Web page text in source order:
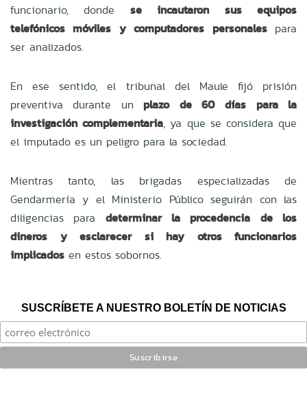
funcionario, donde se incautaron sus equipos
telefónicos móviles y computadores personalespara
ser analizados.
En ese sentido, el tribunal del Maule fijó prisión
preventiva durante un plazo de 60 días para la
investigación complementaria, ya que se considera que
el imputado es un peligro para la sociedad.
Mientras tanto, las brigadas especializadas de
Gendarmería y el Ministerio Público seguirán con las
diligencias para determinar la procedencia de los
dineros y esclarecer si hay otros funcionarios
implicados en estos sobornos.
SUSCRÍBETE A NUESTRO BOLETÍN DE NOTICIAS